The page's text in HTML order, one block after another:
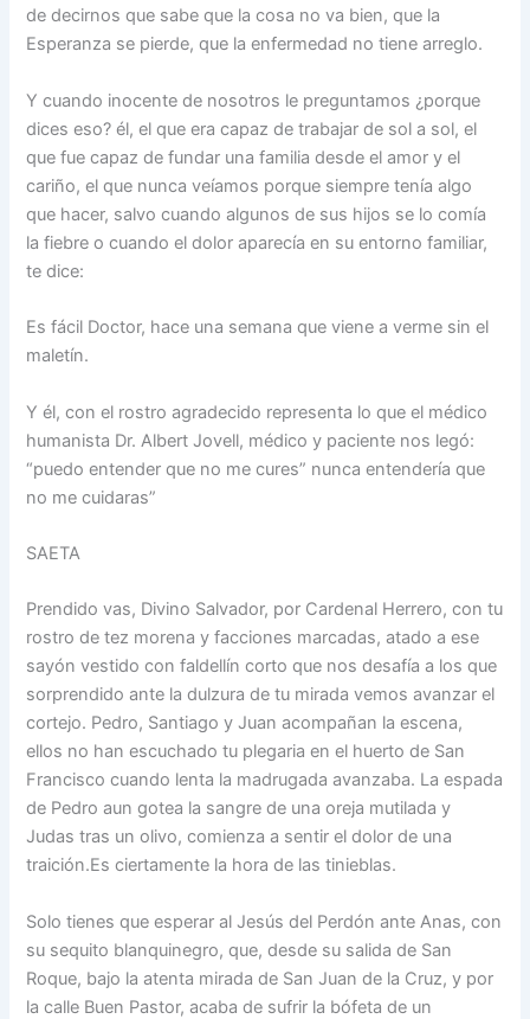
de decirnos que sabe que la cosa no va bien, que la
Esperanza se pierde, que la enfermedad no tiene arreglo.
Y cuando inocente de nosotros le preguntamos ¿porque
dices eso? él, el que era capaz de trabajar de sol a sol, el
que fue capaz de fundar una familia desde el amor y el
cariño, el que nunca veíamos porque siempre tenía algo
que hacer, salvo cuando algunos de sus hijos se lo comía
la fiebre o cuando el dolor aparecía en su entorno familiar,
te dice:
Es fácil Doctor, hace una semana que viene a verme sin el
maletín.
Y él, con el rostro agradecido representa lo que el médico
humanista Dr. Albert Jovell, médico y paciente nos legó:
“puedo entender que no me cures” nunca entendería que
no me cuidaras”
SAETA
Prendido vas, Divino Salvador, por Cardenal Herrero, con tu
rostro de tez morena y facciones marcadas, atado a ese
sayón vestido con faldellín corto que nos desafía a los que
sorprendido ante la dulzura de tu mirada vemos avanzar el
cortejo. Pedro, Santiago y Juan acompañan la escena,
ellos no han escuchado tu plegaria en el huerto de San
Francisco cuando lenta la madrugada avanzaba. La espada
de Pedro aun gotea la sangre de una oreja mutilada y
Judas tras un olivo, comienza a sentir el dolor de una
traición.Es ciertamente la hora de las tinieblas.
Solo tienes que esperar al Jesús del Perdón ante Anas, con
su sequito blanquinegro, que, desde su salida de San
Roque, bajo la atenta mirada de San Juan de la Cruz, y por
la calle Buen Pastor, acaba de sufrir la bófeta de un